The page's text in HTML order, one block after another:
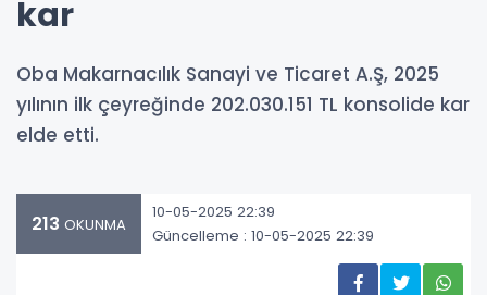
kar
Oba Makarnacılık Sanayi ve Ticaret A.Ş, 2025
yılının ilk çeyreğinde 202.030.151 TL konsolide kar
elde etti.
213 OKUNMA
10-05-2025 22:39
Güncelleme : 10-05-2025 22:39